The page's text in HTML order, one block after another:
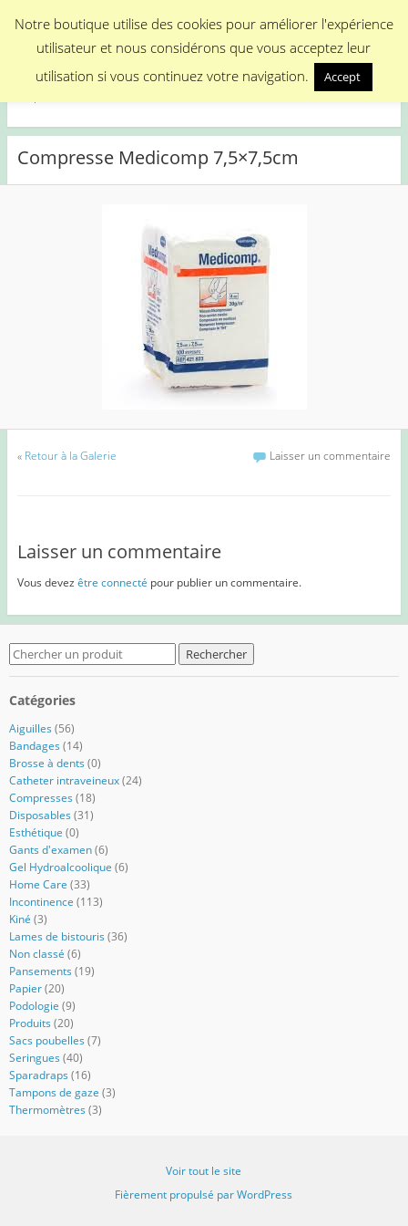
Menu
Medical Promotion
Compresse Medicomp 7,5×7,5cm
« Retour à la Galerie Laisser un commentaire
Laisser un commentaire
Vous devez être connecté pour publier un commentaire.
Search
for:
Catégories
Aiguilles (56)
Bandages (14)
Brosse à dents (0)
Catheter intraveineux (24)
Compresses (18)
Disposables (31)
Esthétique (0)
Gants d'examen (6)
Gel Hydroalcoolique (6)
Home Care (33)
Incontinence (113)
Kiné (3)
Lames de bistouris (36)
Non classé (6)
Pansements (19)
Papier (20)
Podologie (9)
Produits (20)
Sacs poubelles (7)
Seringues (40)
Sparadraps (16)
Tampons de gaze (3)
Thermomètres (3)
Voir tout le site
Fièrement propulsé par WordPress
Notre boutique utilise des cookies pour améliorer l'expérience
utilisateur et nous considérons que vous acceptez leur
utilisation si vous continuez votre navigation.
Accept